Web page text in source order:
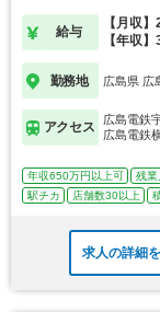
給与
【月収
【年収
勤務地 広島県 広
アクセス
広島電鉄
広島電鉄
年収650万円以上可 残業
駅チカ
店舗数30以上
求人の詳細